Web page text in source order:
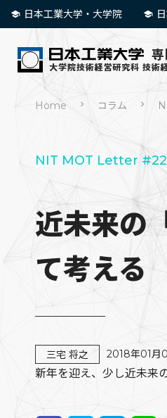
日本工業大学・大学院
Home コラム
NIT MOT Letter #22
近未来の
て考える
三宅 将之 2018年01月
新年を迎え、少し近未来